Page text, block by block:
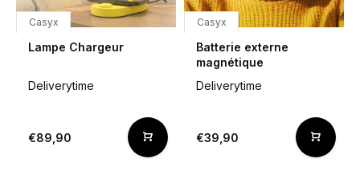
Casyx
Lampe Chargeur
Deliverytime
€89,90
Casyx
Batterie externe
magnétique
Deliverytime
€39,90